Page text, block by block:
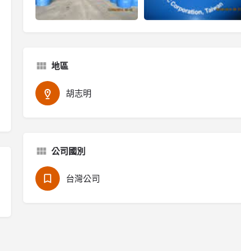
地區
胡志明
公司國別
台灣公司